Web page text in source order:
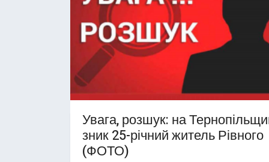
Увага, розшук: на
зник 25-річний житель Рівного
(ФОТО)